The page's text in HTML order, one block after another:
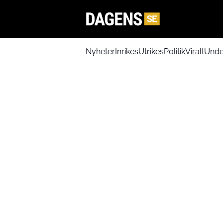
NyheterInrikesUtrikesPolitikViralt